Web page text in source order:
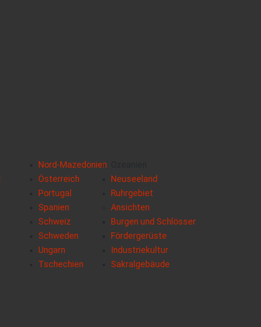
Nord-Mazedonien
Österreich
Portugal
Spanien
Schweiz
Schweden
Ungarn
Tschechien
Neuseeland
Ruhrgebiet
Ansichten
Burgen und Schlösser
Fördergerüste
Industriekultur
Sakralgebäude